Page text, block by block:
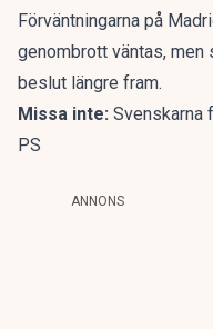
Förväntningarna på
genombrott väntas, men
beslut längre fram.
Missa inte: Svenskarna
PS
ANNONS